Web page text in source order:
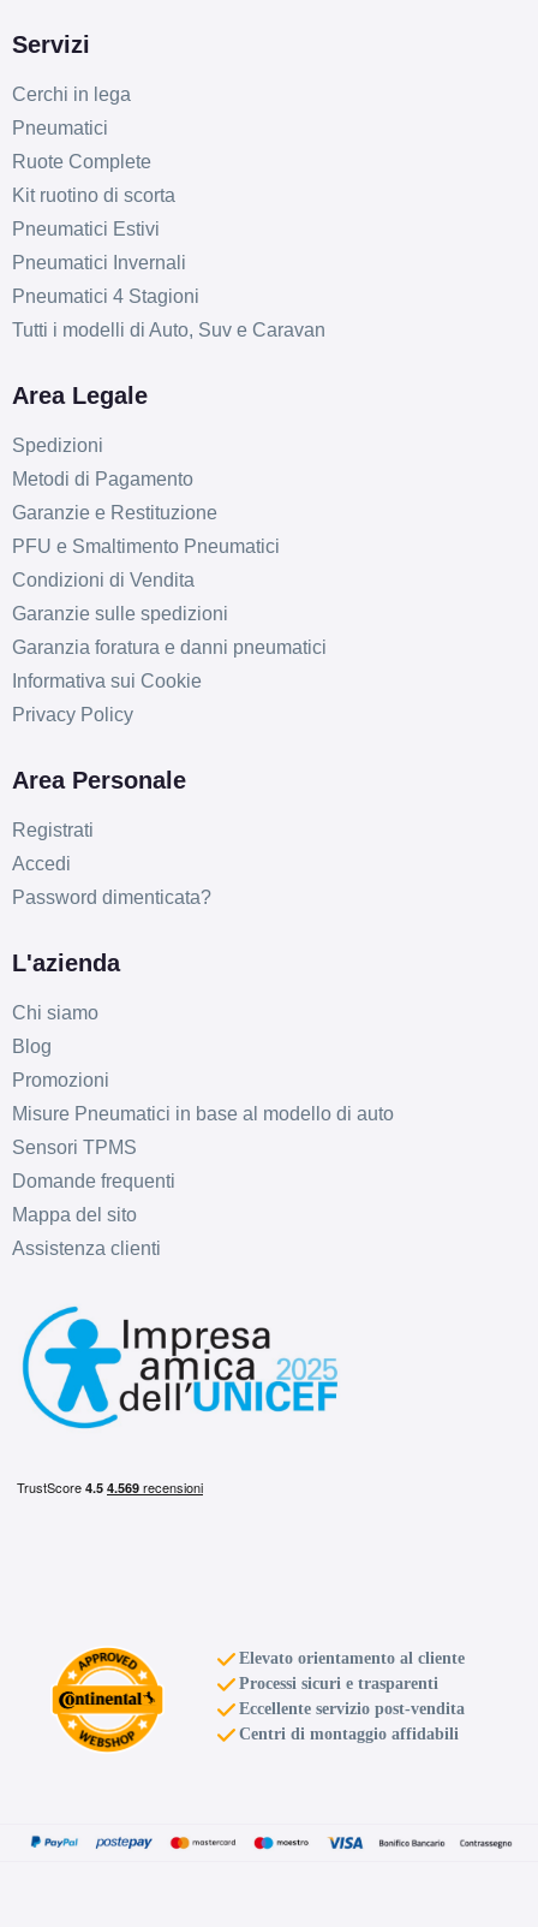
C
C B 69
Servizi
Cerchi in lega
Pneumatici
Ruote Complete
Kit ruotino di scorta
Pneumatici Estivi
Pneumatici Invernali
Pneumatici 4 Stagioni
Tutti i modelli di Auto, Suv e Caravan
Area Legale
Spedizioni
Metodi di Pagamento
Garanzie e Restituzione
PFU e Smaltimento Pneumatici
Condizioni di Vendita
Garanzie sulle spedizioni
Garanzia foratura e danni pneumatici
Informativa sui Cookie
Privacy Policy
Area Personale
Registrati
Accedi
Password dimenticata?
L'azienda
Chi siamo
Blog
Promozioni
Misure Pneumatici in base al modello di auto
Sensori TPMS
Domande frequenti
Mappa del sito
Assistenza clienti
Elevato orientamento al cliente
Processi sicuri e trasparenti
Eccellente servizio post-vendita
Centri di montaggio affidabili